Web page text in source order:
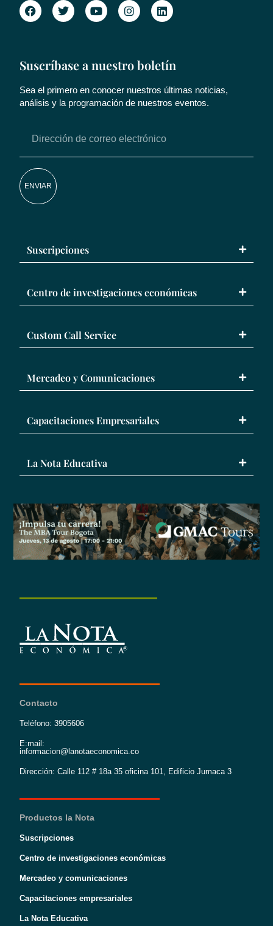
Suscríbase a nuestro boletín
Sea el primero en conocer nuestros últimas noticias,
análisis y la programación de nuestros eventos.
ENVIAR
Suscripciones
Centro de investigaciones económicas
Custom Call Service
Mercadeo y Comunicaciones
Capacitaciones Empresariales
La Nota Educativa
Contacto
Teléfono: 3905606
E:mail:
informacion@lanotaeconomica.co
Dirección: Calle 112 # 18a 35 oficina 101, Edificio Jumaca 3
Productos la Nota
Suscripciones
Centro de investigaciones económicas
Mercadeo y comunicaciones
Capacitaciones empresariales
La Nota Educativa